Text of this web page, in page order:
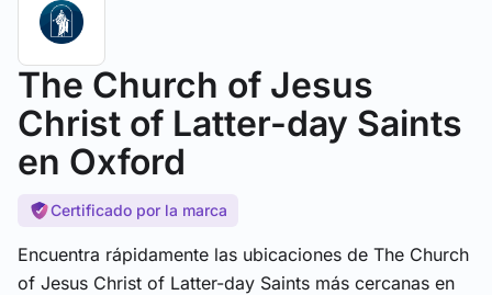
The Church of Jesus
Christ of Latter-day Saints
en Oxford
Certificado por la marca
Encuentra rápidamente las ubicaciones de The Church
of Jesus Christ of Latter-day Saints más cercanas en